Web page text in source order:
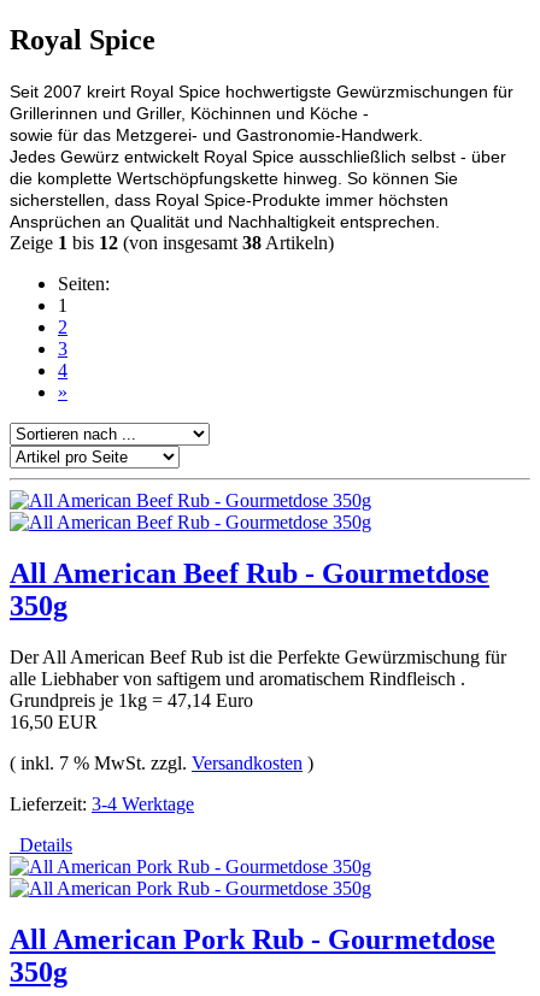
Royal Spice
Seit 2007 kreirt Royal Spice hochwertigste Gewürzmischungen für
Grillerinnen und Griller, Köchinnen und Köche -
sowie für das Metzgerei- und Gastronomie-Handwerk.
Jedes Gewürz entwickelt Royal Spice ausschließlich selbst - über
die komplette Wertschöpfungskette hinweg. So können Sie
sicherstellen, dass Royal Spice-Produkte immer höchsten
Ansprüchen an Qualität und Nachhaltigkeit entsprechen.
Zeige 1 bis 12 (von insgesamt 38 Artikeln)
Seiten:
1
2
3
4
»
All American Beef Rub - Gourmetdose
350g
Der All American Beef Rub ist die Perfekte Gewürzmischung für
alle Liebhaber von saftigem und aromatischem Rindfleisch .
Grundpreis je 1kg = 47,14 Euro
16,50 EUR
( inkl. 7 % MwSt. zzgl. Versandkosten )
Lieferzeit: 3-4 Werktage
Details
All American Pork Rub - Gourmetdose
350g